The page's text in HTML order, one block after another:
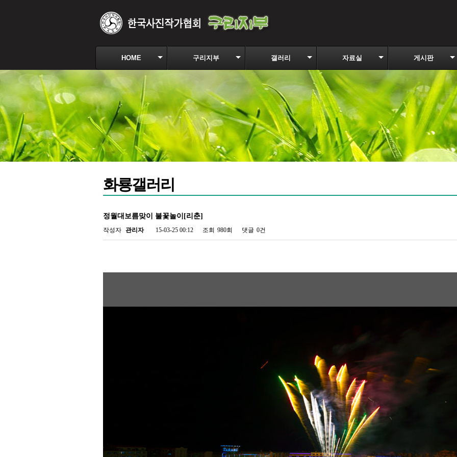
HOME 구리지부 갤러리 자료실 게시판
화룡갤러리
정월대보름맞이 불꽃놀이[리춘]
작성자 관리자 15-03-25 00:12 조회 980회 댓글 0건